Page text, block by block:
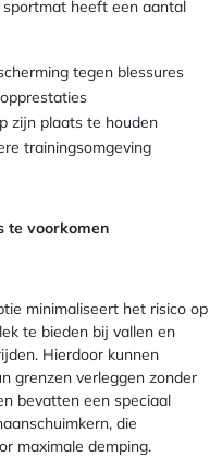
heeft een aantal
tegen blessures
zijn plaats te houden
trainingsomgeving
te voorkomen
minimaliseert het risico op
te bieden bij vallen en
Hierdoor kunnen
grenzen verleggen zonder
bevatten een speciaal
die
maximale demping.